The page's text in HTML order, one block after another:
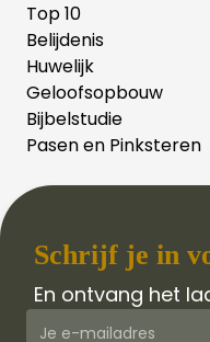
Top 10
Belijdenis
Huwelijk
Geloofsopbouw
Bijbelstudie
Pasen en Pinksteren
Schrijf je in
En ontvang het